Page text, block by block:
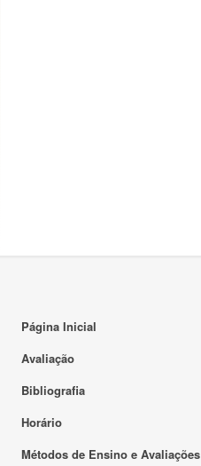
Página Inicial
Avaliação
Bibliografia
Horário
Métodos de Ensino e Avaliações